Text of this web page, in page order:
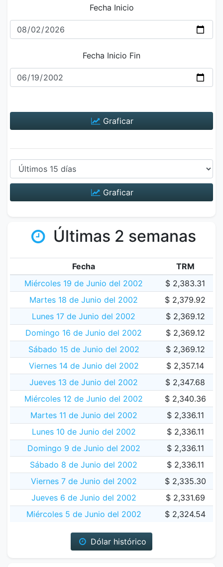
Fecha Inicio
Fecha Inicio Fin
Graficar
Graficar
Últimas 2 semanas
Fecha
TRM
Miércoles 19 de Junio del 2002
$ 2,383.31
Martes 18 de Junio del 2002
$ 2,379.92
Lunes 17 de Junio del 2002
$ 2,369.12
Domingo 16 de Junio del 2002
$ 2,369.12
Sábado 15 de Junio del 2002
$ 2,369.12
Viernes 14 de Junio del 2002
$ 2,357.14
Jueves 13 de Junio del 2002
$ 2,347.68
Miércoles 12 de Junio del 2002
$ 2,340.36
Martes 11 de Junio del 2002
$ 2,336.11
Lunes 10 de Junio del 2002
$ 2,336.11
Domingo 9 de Junio del 2002
$ 2,336.11
Sábado 8 de Junio del 2002
$ 2,336.11
Viernes 7 de Junio del 2002
$ 2,335.30
Jueves 6 de Junio del 2002
$ 2,331.69
Miércoles 5 de Junio del 2002
$ 2,324.54
Dólar histórico